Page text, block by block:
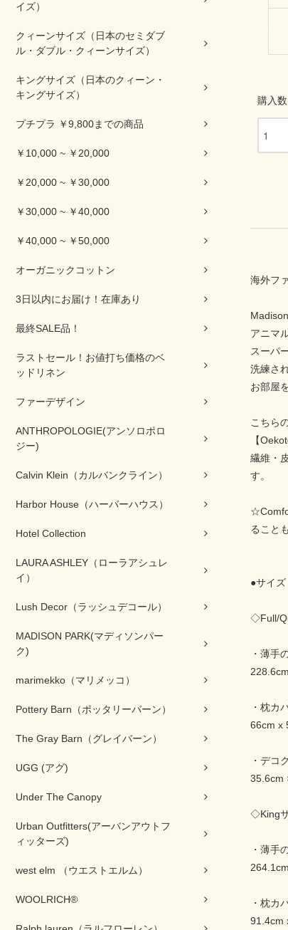
イズ）
クィーンサイズ（日本のセミダブ
ル・ダブル・クィーンサイズ）
キングサイズ（日本のクィーン・
キングサイズ）
プチプラ ￥9,800までの商品
￥10,000 ~ ￥20,000
￥20,000 ~ ￥30,000
￥30,000 ~ ￥40,000
￥40,000 ~ ￥50,000
オーガニックコットン
3日以内にお届け！在庫あり
最終SALE品！
ラストセール！お値打ち価格のベ
ッドリネン
ファーデザイン
ANTHROPOLOGIE(アンソロポロ
ジー)
Calvin Klein（カルバンクライン）
Harbor House（ハーバーハウス）
Hotel Collection
LAURA ASHLEY（ローラアシュレ
イ）
Lush Decor（ラッシュデコール）
MADISON PARK(マディソンパー
ク)
marimekko（マリメッコ）
Pottery Barn（ポッタリーバーン）
The Gray Barn（グレイバーン）
UGG (アグ)
Under The Canopy
Urban Outfitters(アーバンアウトフ
ィッターズ)
west elm （ウエストエルム）
WOOLRICH®
購入数
海外フ
アニマ
スーパ
洗練さ
お部屋
こちら
【
繊維・
す。
ること
●サイズ
◇Full/
・薄手
・枕カ
66cm x
・デコ
35.6cm
◇King
・薄手
・枕カ
91.4cm